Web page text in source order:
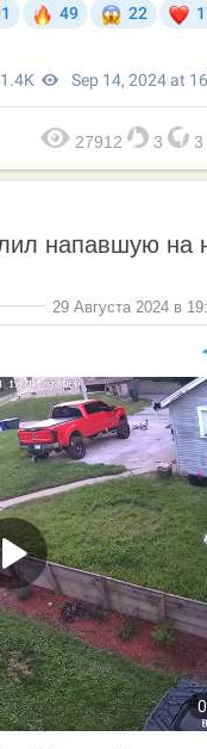
27912 3 3
напавшую на
29 Августа 2024 в